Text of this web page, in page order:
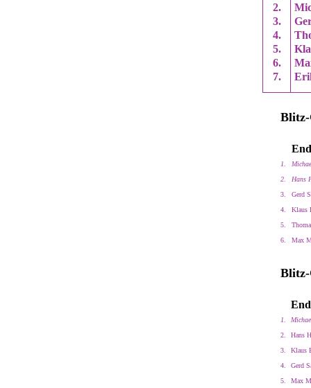
2.
3.
4.
5.
6.
7.
1.
2.
Hans
3.
Gerd
4.
Klaus
5.
6.
Max
1.
2.
Hans
3.
Klaus
4.
Gerd
5.
Max